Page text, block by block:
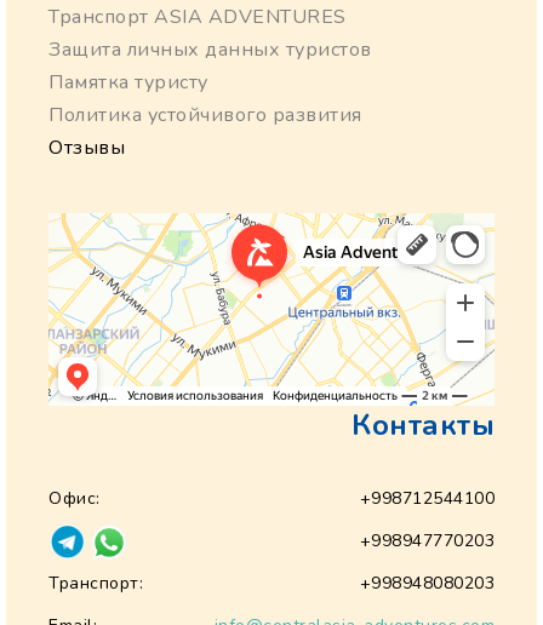
Транспорт ASIA ADVENTURES
Защита личных данных туристов
Памятка туристу
Политика устойчивого развития
Отзывы
Контакты
Офис:
+998712544100
+998947770203
Транспорт:
+998948080203